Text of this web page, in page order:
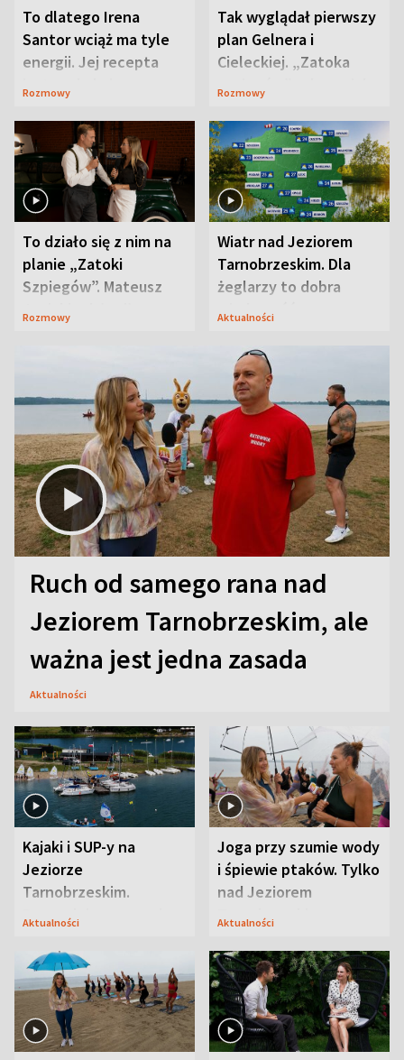
To dlatego Irena
Santor wciąż ma tyle
energii. Jej recepta
jest zaskakująco
Rozmowy
Tak wyglądał pierwszy
plan Gelnera i
Cieleckiej. „Zatoka
szpiegów” od razu ich
Rozmowy
To działo się z nim na
planie „Zatoki
Szpiegów”. Mateusz
Janicki odsłonił
Rozmowy
Wiatr nad Jeziorem
Tarnobrzeskim. Dla
żeglarzy to dobra
wiadomość
Aktualności
Ruch od samego rana nad
Jeziorem Tarnobrzeskim, ale
ważna jest jedna zasada
Aktualności
Kajaki i SUP-y na
Jeziorze
Tarnobrzeskim.
Przyrodnicy zwracają
Aktualności
Joga przy szumie wody
i śpiewie ptaków. Tylko
nad Jeziorem
Tarnobrzeskim
Aktualności